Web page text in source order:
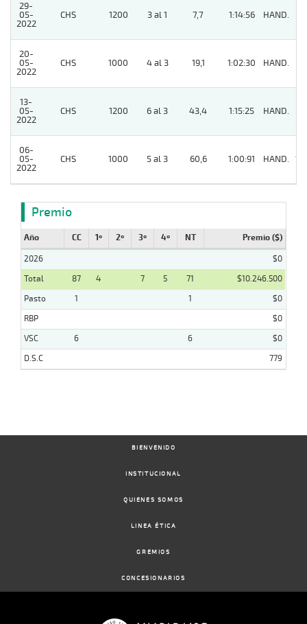
29-
05-
2022
CHS 1200 3 al 1 7,7 1:14:56 HAND.
20-
05-
2022
CHS 1000 4 al 3 19,1 1:02:30 HAND.
13-
05-
2022
CHS 1200 6 al 3 43,4 1:15:25 HAND.
06-
05-
2022
CHS 1000 5 al 3 60,6 1:00:91 HAND. 13
Premio
Año CC 1º 2º 3º 4º NT Premio ($)
2026
$0
Total
87 4 7 5 71
$10.246.500
Pasto
1 1
$0
RBP
$0
VSC
6 6
$0
D.S.C
779
BIENVENIDO
INSTITUCIONAL
QUIENES SOMOS
LINEA ÉTICA
GREMIOS
CONCESIONARIOS